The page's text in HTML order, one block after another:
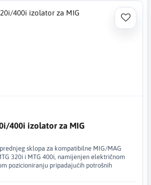
400i izolator za MIG
sklopa za kompatibilne MIG/MAG
320i i MTG 400i, namijenjen električnom
pozicioniranju pripadajućih potrošnih